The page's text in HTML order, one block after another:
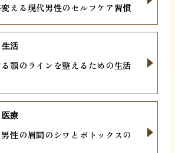
える現代男性のセルフケア習慣
顎のラインを整えるための生活
生活
性の眉間のシワとボトックスの
医療